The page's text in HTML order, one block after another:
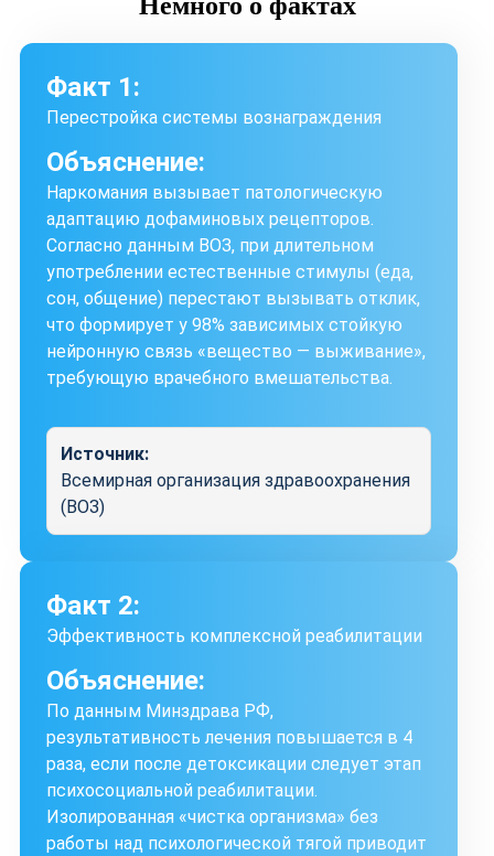
Немного о фактах
Факт 1:
Перестройка системы вознаграждения
Объяснение:
Наркомания вызывает патологическую
адаптацию дофаминовых рецепторов.
Согласно данным ВОЗ, при длительном
употреблении естественные стимулы (еда,
сон, общение) перестают вызывать отклик,
что формирует у 98% зависимых стойкую
нейронную связь «вещество — выживание»,
требующую врачебного вмешательства.
Источник:
Всемирная организация здравоохранения
(ВОЗ)
Факт 2:
Эффективность комплексной реабилитации
Объяснение:
По данным Минздрава РФ,
результативность лечения повышается в 4
раза, если после детоксикации следует этап
психосоциальной реабилитации.
Изолированная «чистка организма» без
работы над психологической тягой приводит